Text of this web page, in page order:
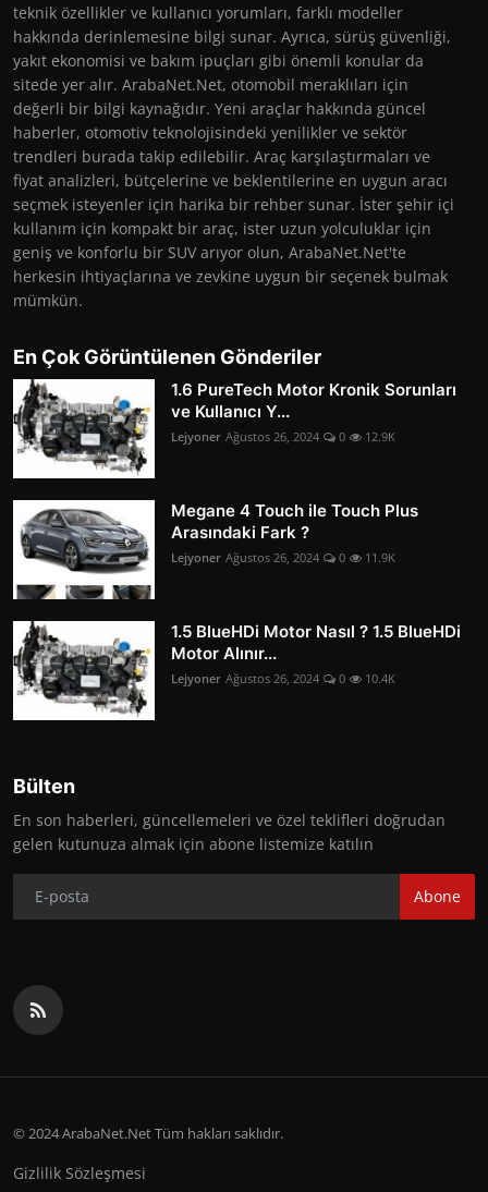
teknik özellikler ve kullanıcı yorumları, farklı modeller
hakkında derinlemesine bilgi sunar. Ayrıca, sürüş güvenliği,
yakıt ekonomisi ve bakım ipuçları gibi önemli konular da
sitede yer alır. ArabaNet.Net, otomobil meraklıları için
değerli bir bilgi kaynağıdır. Yeni araçlar hakkında güncel
haberler, otomotiv teknolojisindeki yenilikler ve sektör
trendleri burada takip edilebilir. Araç karşılaştırmaları ve
fiyat analizleri, bütçelerine ve beklentilerine en uygun aracı
seçmek isteyenler için harika bir rehber sunar. İster şehir içi
kullanım için kompakt bir araç, ister uzun yolculuklar için
geniş ve konforlu bir SUV arıyor olun, ArabaNet.Net'te
herkesin ihtiyaçlarına ve zevkine uygun bir seçenek bulmak
mümkün.
En Çok Görüntülenen Gönderiler
1.6 PureTech Motor Kronik Sorunları
ve Kullanıcı Y...
Lejyoner Ağustos 26, 2024 0 12.9K
Megane 4 Touch ile Touch Plus
Arasındaki Fark ?
Lejyoner Ağustos 26, 2024 0 11.9K
1.5 BlueHDi Motor Nasıl ? 1.5 BlueHDi
Motor Alınır...
Lejyoner Ağustos 26, 2024 0 10.4K
Bülten
En son haberleri, güncellemeleri ve özel teklifleri doğrudan
gelen kutunuza almak için abone listemize katılın
Abone
© 2024 ArabaNet.Net Tüm hakları saklıdır.
Gizlilik Sözleşmesi